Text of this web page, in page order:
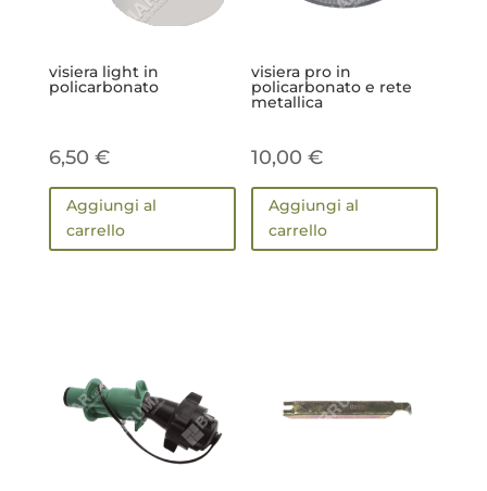
visiera light in
policarbonato
6,50 €
Aggiungi al
carrello
visiera pro in
policarbonato e rete
metallica
10,00€
Aggiungi al
carrello